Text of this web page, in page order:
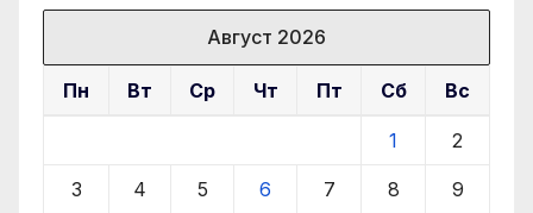
Август 2026
Пн Вт Ср Чт Пт Сб Вс
1 2
3 4 5 6 7 8 9